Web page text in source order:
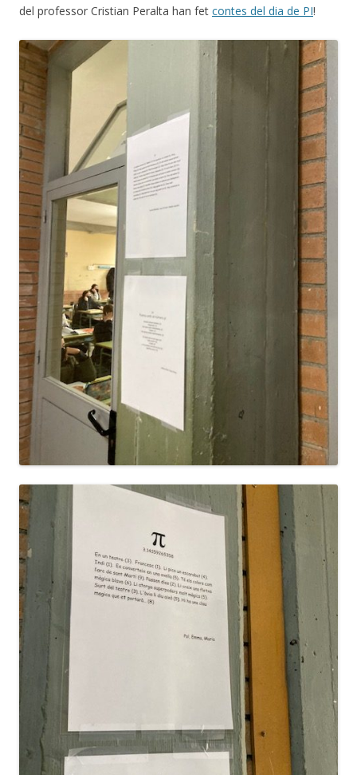
del professor Cristian Peralta han fet contes del dia de PI!